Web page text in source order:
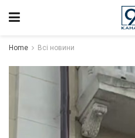
Home Всі новини